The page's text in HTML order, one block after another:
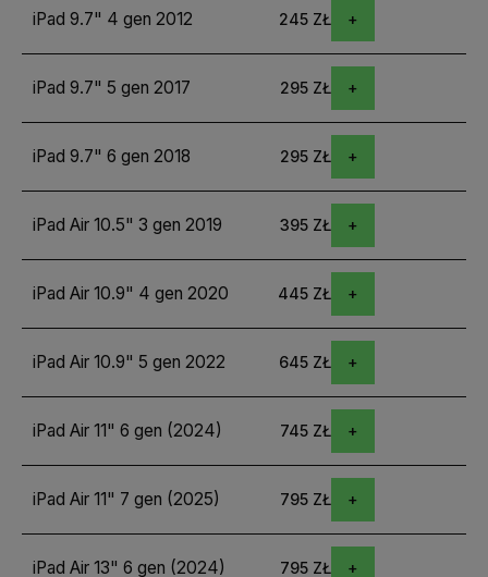
iPad 9.7" 4 gen 2012 245 ZŁ
iPad 9.7" 5 gen 2017 295 ZŁ
iPad 9.7" 6 gen 2018 295 ZŁ
iPad Air 10.5" 3 gen 2019 395 ZŁ
iPad Air 10.9" 4 gen 2020 445 ZŁ
iPad Air 10.9" 5 gen 2022 645 ZŁ
iPad Air 11" 6 gen (2024) 745 ZŁ
iPad Air 11" 7 gen (2025) 795 ZŁ
iPad Air 13" 6 gen (2024) 795 ZŁ